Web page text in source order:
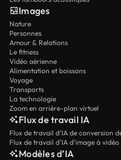
Images
Nature
Personnes
Amour & Relations
Le fitness
Vidéo aérienne
Alimentation et boissons
Voyage
Transports
La technologie
Zoom en arrière-plan virtuel
Flux de travail IA
Flux de travail d’IA de conversion
Flux de travail d’IA d’image à vidéo
Modèles d’IA